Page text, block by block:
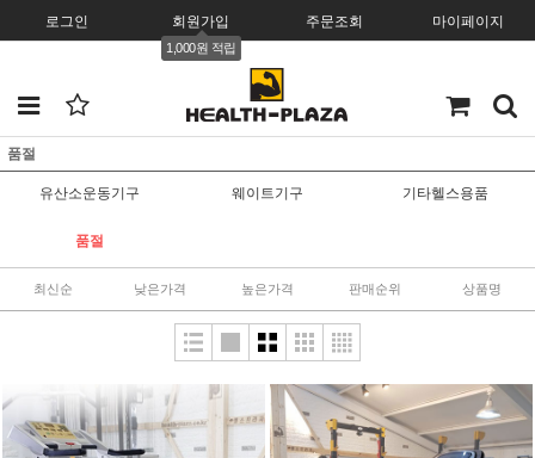
로그인 회원가입
1,000원 적립
주문조회 마이페이지
품절
유산소운동기구 웨이트기구 기타헬스용품
품절
최신순 낮은가격 높은가격 판매순위 상품명